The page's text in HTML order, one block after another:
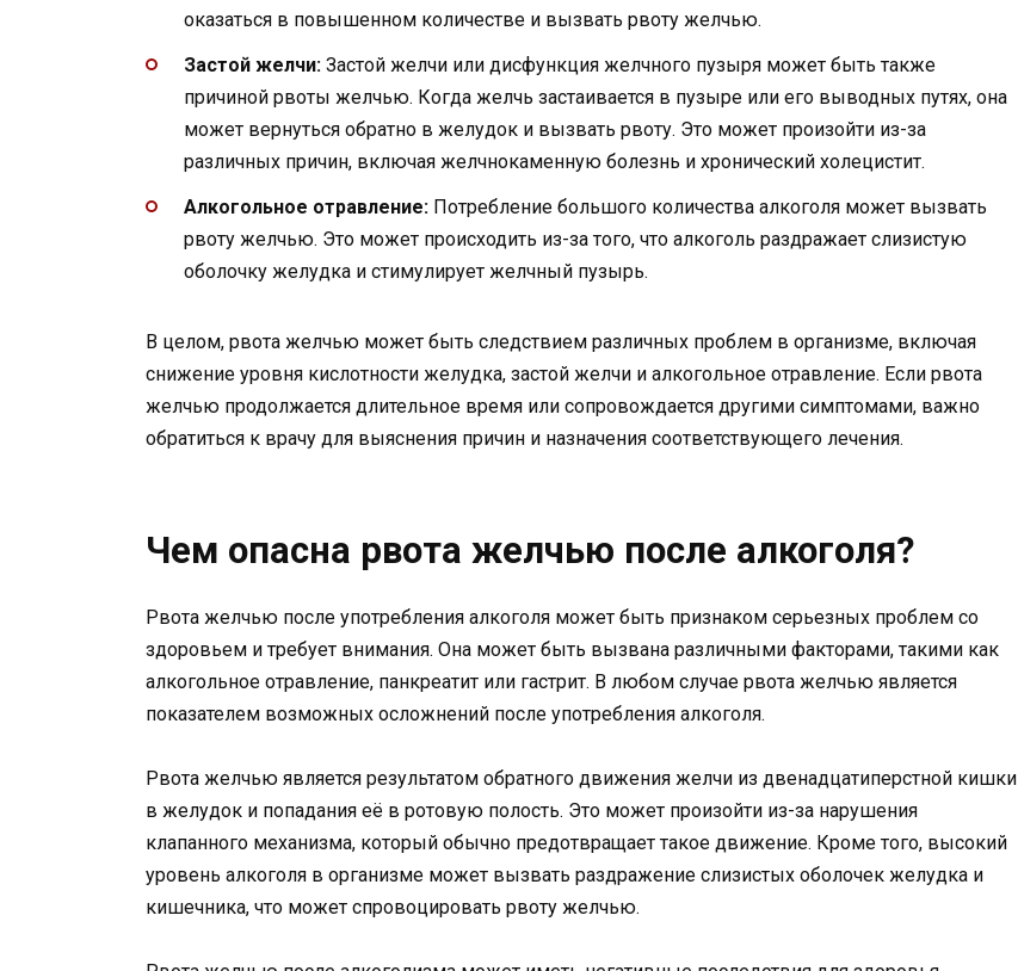
оказаться в повышенном количестве и вызвать рвоту желчью.
Застой желчи: Застой желчи или дисфункция желчного пузыря может быть также
причиной рвоты желчью. Когда желчь застаивается в пузыре или его выводных путях, она
может вернуться обратно в желудок и вызвать рвоту. Это может произойти из-за
различных причин, включая желчнокаменную болезнь и хронический холецистит.
Алкогольное отравление: Потребление большого количества алкоголя может вызвать
рвоту желчью. Это может происходить из-за того, что алкоголь раздражает слизистую
оболочку желудка и стимулирует желчный пузырь.
В целом, рвота желчью может быть следствием различных проблем в организме, включая
снижение уровня кислотности желудка, застой желчи и алкогольное отравление. Если рвота
желчью продолжается длительное время или сопровождается другими симптомами, важно
обратиться к врачу для выяснения причин и назначения соответствующего лечения.
Чем опасна рвота желчью после алкоголя?
Рвота желчью после употребления алкоголя может быть признаком серьезных проблем со
здоровьем и требует внимания. Она может быть вызвана различными факторами, такими как
алкогольное отравление, панкреатит или гастрит. В любом случае рвота желчью является
показателем возможных осложнений после употребления алкоголя.
Рвота желчью является результатом обратного движения желчи из двенадцатиперстной кишки
в желудок и попадания её в ротовую полость. Это может произойти из-за нарушения
клапанного механизма, который обычно предотвращает такое движение. Кроме того, высокий
уровень алкоголя в организме может вызвать раздражение слизистых оболочек желудка и
кишечника, что может спровоцировать рвоту желчью.